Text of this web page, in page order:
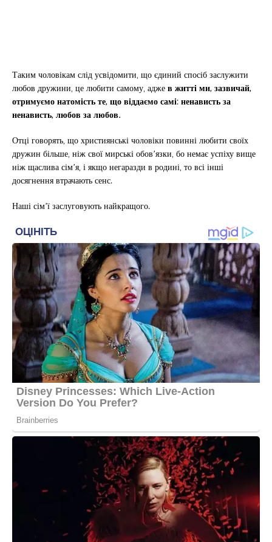
Таким чоловікам слід усвідомити, що єдиний спосіб заслужити
любов дружини, це любити самому, аджев житті ми, зазвичай,
отримуємо натомість те, що віддаємо самі:ненависть за
ненависть, любов за любов.
Отці говорять, що християнські чоловіки повинні любити своїх
дружин більше, ніж свої мирські обов’язки, бо немає успіху вище
ніж щаслива сім’я, і якщо негаразди в родині, то всі інші
досягнення втрачають сенс.
Наші сім’ї заслуговують найкращого.